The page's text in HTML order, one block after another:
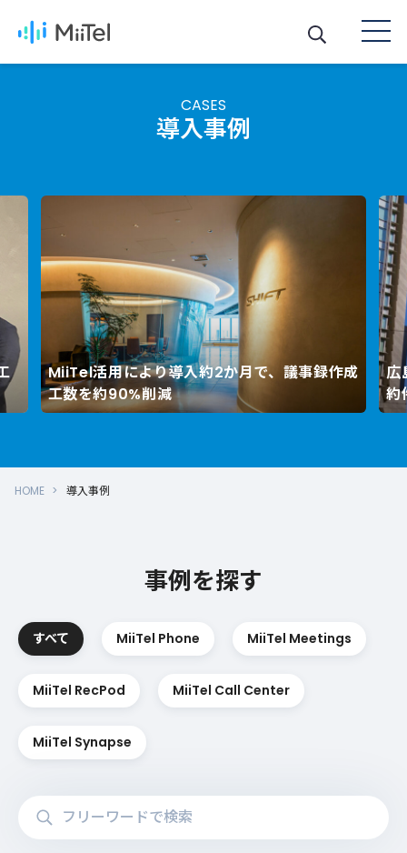
CASES
導入事例
月で、議事録作成
広島銀行が音声解析AIで対応品
約件数・金額が約2倍に
Next
HOME 導入事例
事例を探す
すべて MiiTel Phone MiiTel Meetings
MiiTel RecPod MiiTel Call Center
MiiTel Synapse